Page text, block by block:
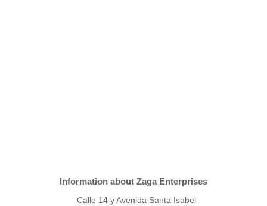
Information about Zaga Enterprises
Calle 14 y Avenida Santa Isabel